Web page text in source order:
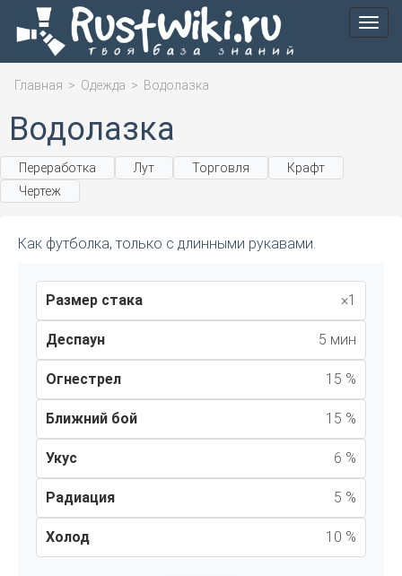
Меню
Главная > Одежда > Водолазка
Водолазка
Переработка Лут Торговля
Крафт
Чертеж
Как футболка, только с длинными рукавами.
Размер стака ×1
Деспаун 5 мин
Огнестрел 15 %
Ближний бой 15 %
Укус 6 %
Радиация 5 %
Холод 10 %